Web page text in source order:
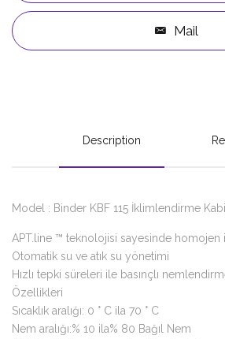
Mail
Description
Model : Binder KBF 115 İklimlendirme
APT.line ™ teknolojisi sayesinde homojen
Otomatik su ve atık su yönetimi
Hızlı tepki süreleri ile basınçlı
Özellikleri
Sıcaklık aralığı: 0 ° C ila 70 ° C
Nem aralığı:% 10 ila% 80 Bağıl Nem